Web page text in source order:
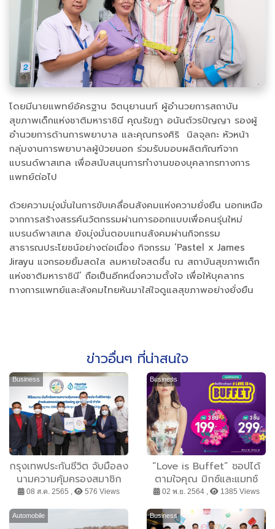
โดยมีนายแพทย์อัครฐาน จิตนุยานนท์ ผู้อำนวยการสถาบัน
สุขภาพเด็กแห่งชาติมหาราชินี คุณรัขฎา อนันต์วรปัญญา รองผู้
อํานวยการด้านการพยาบาล และคุณทรงศิริ นิลจุลกะ หัวหน้า
กลุ่มงานการพยาบาลผู้ป่วยนอก ร่วมรับมอบผลิตภัณฑ์จาก
แบรนด์พาสเทล เพื่อสนับสนุนการทำงานของบุคลากรทางการ
แพทย์ต่อไป
ด้วยความมุ่งมั่นในการขับเคลื่อนสังคมแห่งความยั่งยืน นอกเหนือ
จากการสร้างสรรค์นวัตกรรมผ่านการออกแบบเพื่อคนรุ่นใหม่
แบรนด์พาสเทล ยังมุ่งมั่นตอบแทนสังคมผ่านกิจกรรม
สาธารณประโยชน์อย่างต่อเนื่อง กิจกรรม ‘Pastel x James
Jirayu แจกรอยยิ้มสดใส ลมหายใจสดชื่น ณ สถาบันสุขภาพเด็ก
แห่งชาติมหาราชินี’ ถือเป็นอีกหนึ่งความตั้งใจ เพื่อให้บุคลากร
ทางการแพทย์และสังคมไทยหันมาใส่ใจดูแลสุขภาพอย่างยั่งยืน
ข่าวอื่นๆ ที่น่าสนใจ
Business
กรุงเทพประกันชีวิต จับมือลง
นามความคุ้มครองสมาชิก
สหกรณ์ออมทรัพย์ครู
สุราษฎร์ธานี จำกัด ทุน
ประกันกว่า 12,000 ล้านบาท
08 ส.ค. 2565 , 576 Views
Business
“Love is Buffet” ชอปได้
ตามใจคุณ มิกซ์และแมทช์
สินค้าที่ใช่ 3 ชิ้น ในราคาเริ่ม
ต้นเพียง 199 บาท
02 พ.ย. 2564 , 1385 Views
Automobile Business